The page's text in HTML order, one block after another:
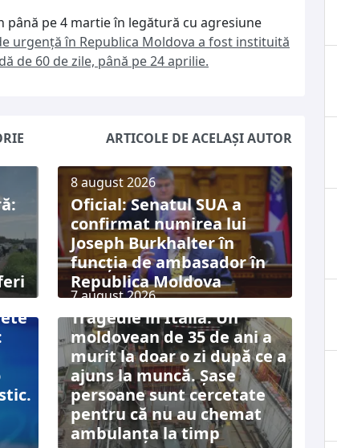
până pe 4 martie în legătură cu agresiune
urgență în Republica Moldova a fost instituită
de 60 de zile, până pe 24 aprilie.
ARTICOLE DE ACELAȘI AUTOR
8 august 2026
Oficial: Senatul SUA a
confirmat numirea lui
Joseph Burkhalter în
funcția de ambasador în
Republica Moldova
7 august 2026
Tragedie în Italia: Un
moldovean de 35 de ani a
murit la doar o zi după ce a
ajuns la muncă. Șase
persoane sunt cercetate
pentru că nu au chemat
ambulanța la timp